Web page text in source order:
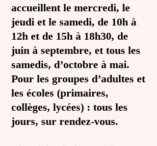
accueillent le mercredi, le
jeudi et le samedi, de 10h à
12h et de 15h à 18h30, de
juin à septembre, et tous les
samedis, d’octobre à mai.
Pour les groupes d’adultes et
les écoles (primaires,
collèges, lycées) : tous les
jours, sur rendez-vous.